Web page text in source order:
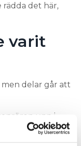
rädda det här,
varit
delar går att
upp i
där en gång i